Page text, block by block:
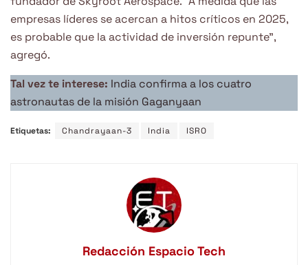
empresas líderes se acercan a hitos críticos en 2025,
es probable que la actividad de inversión repunte”,
agregó.
Tal vez te interese: India confirma a los cuatro
astronautas de la misión Gaganyaan
Etiquetas: Chandrayaan-3 India ISRO
Redacción Espacio Tech